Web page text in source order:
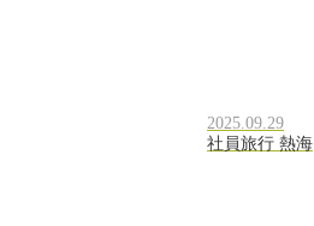
2025.09.29
社員旅行 熱海